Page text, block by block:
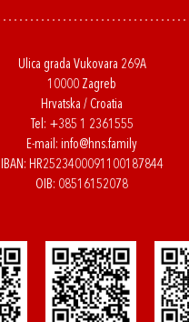
Ulica grada Vukovara 269A
10000 Zagreb
Hrvatska / Croatia
Tel: +385 1 2361555
E-mail: info@hns.family
IBAN: HR2523400091100187844
OIB: 08516152078